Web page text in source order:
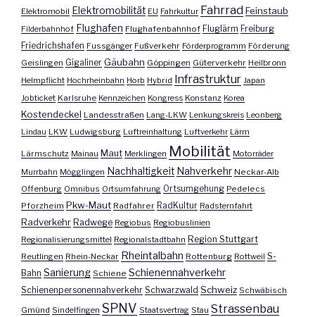
Elektromobil Elektromobilität EU Fahrkultur FahrradFeinstaub
Filderbahnhof Flughafen Flughafenbahnhof Fluglärm Freiburg
Friedrichshafen Fussgänger Fußverkehr Förderprogramm Förderung
Geislingen Gigaliner Gäubahn Göppingen Güterverkehr Heilbronn
Helmpflicht Hochrheinbahn Horb Hybrid Infrastruktur Japan
Jobticket Karlsruhe Kennzeichen Kongress Konstanz Korea
Kostendeckel Landesstraßen Lang-LKW Lenkungskreis Leonberg
Lindau LKW Ludwigsburg Luftreinhaltung Luftverkehr Lärm
Lärmschutz Mainau Maut Merklingen Mobilität Motorräder
Murrbahn Mögglingen Nachhaltigkeit Nahverkehr Neckar-Alb
Offenburg Omnibus Ortsumfahrung Ortsumgehung Pedelecs
Pforzheim Pkw-Maut Radfahrer RadKultur Radsternfahrt
Radverkehr Radwege Regiobus Regiobuslinien
Regionalisierungsmittel Regionalstadtbahn Region Stuttgart
Reutlingen Rhein-Neckar Rheintalbahn Rottenburg Rottweil S-
Bahn Sanierung Schiene Schienennahverkehr
Schienenpersonennahverkehr Schwarzwald Schweiz Schwäbisch
Gmünd Sindelfingen SPNV Staatsvertrag Stau Strassenbau